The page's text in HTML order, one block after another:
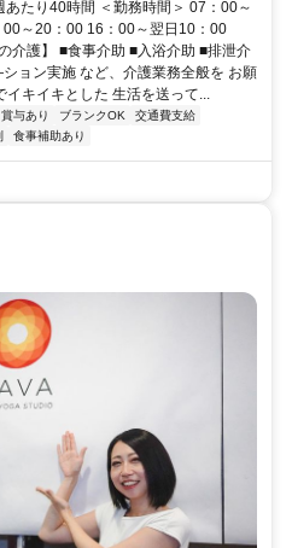
たり40時間 ＜勤務時間＞ 07：00～
～20：00 16：00～翌日10：00
介護】 ■食事介助 ■入浴介助 ■排泄介
ョン実施 など、介護業務全般を お願
キイキとした 生活を送って...
賞与あり ブランクOK
交通費支給
食事補助あり